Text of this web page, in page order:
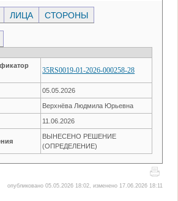
ЛИЦА СТОРОНЫ
35RS0019-01-2026-000258-28
05.05.2026
Верхнёва Людмила Юрьевна
11.06.2026
ВЫНЕСЕНО РЕШЕНИЕ
(ОПРЕДЕЛЕНИЕ)
опубликовано 05.05.2026 18:02, изменено 17.06.2026 18:11